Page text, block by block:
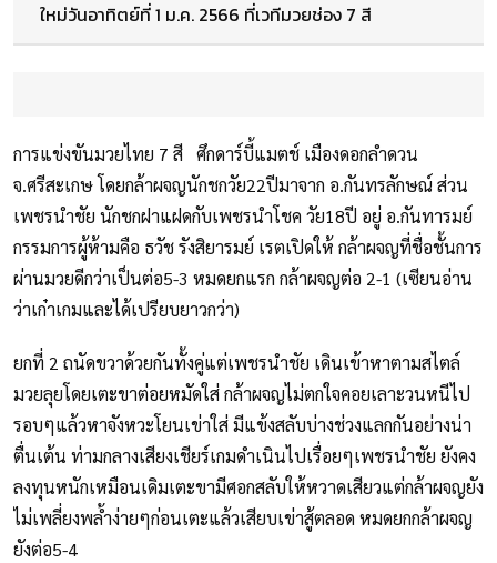
ใหม่วันอาทิตย์ที่ 1 ม.ค. 2566 ที่เวทีมวยช่อง 7 สี
การแข่งขันมวยไทย 7 สี ศึกดาร์บี้แมตช์ เมืองดอกลำดวน
จ.ศรีสะเกษ โดยกล้าผจญนักชกวัย22ปีมาจาก อ.กันทรลักษณ์ ส่วน
เพชรนำชัย นักชกฝาแฝดกับเพชรนำโชค วัย18ปี อยู่ อ.กันทารมย์
กรรมการผู้ห้ามคือ ธวัช รังสิยารมย์ เรตเปิดให้ กล้าผจญที่ชื่อชั้นการ
ผ่านมวยดีกว่าเป็นต่อ5-3 หมดยกแรก กล้าผจญต่อ 2-1 (เซียนอ่าน
ว่าเก๋าเกมและได้เปรียบยาวกว่า)
ยกที่ 2 ถนัดขวาด้วยกันทั้งคู่แต่เพชรนำชัย เดินเข้าหาตามสไตล์
มวยลุยโดยเตะขาต่อยหมัดใส่ กล้าผจญไม่ตกใจคอยเลาะวนหนีไป
รอบๆแล้วหาจังหวะโยนเข่าใส่ มีแข้งสลับบ่างช่วงแลกกันอย่างน่า
ตื่นเต้น ท่ามกลางเสียงเชียร์เกมดำเนินไปเรื่อยๆเพชรนำชัย ยังคง
ลงทุนหนักเหมือนเดิมเตะขามีศอกสลับให้หวาดเสียวแต่กล้าผจญยัง
ไม่เพลี่ยงพล้ำง่ายๆก่อนเตะแล้วเสียบเข่าสู้ตลอด หมดยกกล้าผจญ
ยังต่อ5-4